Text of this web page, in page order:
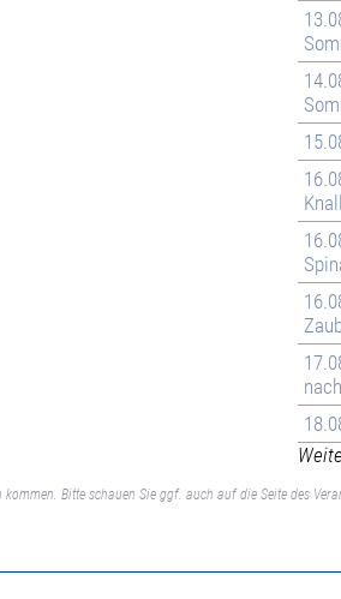
Bitte schauen Sie ggf. auch auf die Seite des